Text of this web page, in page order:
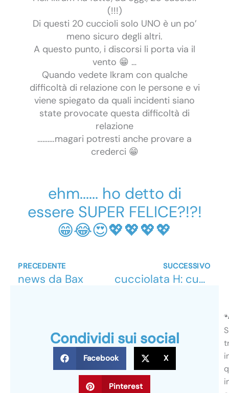
(!!!)
Di questi 20 cuccioli solo UNO è un po’
meno sicuro degli altri.
A questo punto, i discorsi li porta via il
vento 😁 …
Quando vedete Ikram con qualche
difficoltà di relazione con le persone e vi
viene spiegato da quali incidenti siano
state provocate questa difficoltà di
relazione
……….magari potresti anche provare a
crederci 😁
ehm...... ho detto di
essere SUPER FELICE?!?!
😁😂😍💖💖💖💖
Precedente
PRECEDENTE
news da Bax
SUCCESSIVO
cucciolata H: cuccioli 6 settimane
Condividi sui social
Facebook X
Pinterest